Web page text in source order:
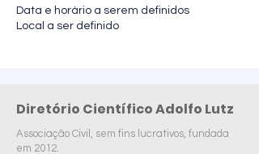
Data e horário a serem definidos
Local a ser definido
Diretório Científico Adolfo Lutz
Associação Civil, sem fins lucrativos, fundada
em 2012.